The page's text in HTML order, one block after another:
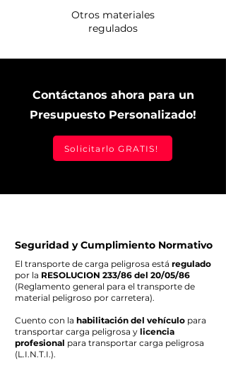
Otros materiales
regulados
Contáctanos ahora para un
Presupuesto Personalizado!
Solicitarlo GRATIS!
Seguridad y Cumplimiento Normativo
El transporte de carga peligrosa está regulado
por la RESOLUCION 233/86 del 20/05/86
(Reglamento general para el transporte de
material peligroso por carretera).
Cuento con la habilitación del vehículo para
transportar carga peligrosa y licencia
profesional para transportar carga peligrosa
(L.I.N.T.I.).